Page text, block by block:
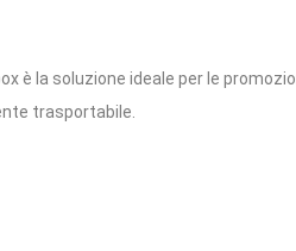
è la soluzione ideale per le
trasportabile.